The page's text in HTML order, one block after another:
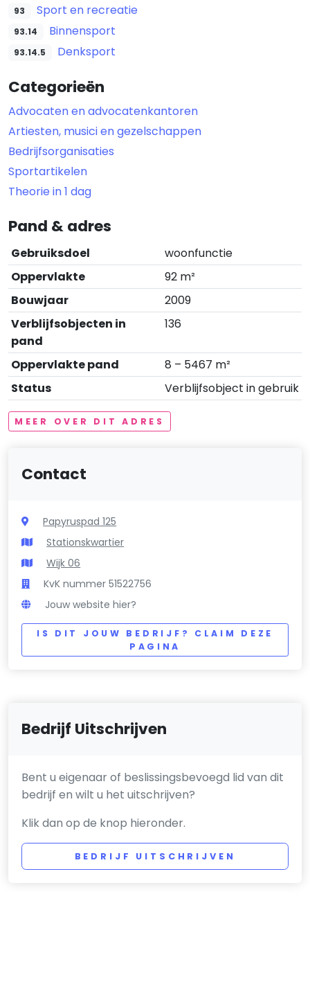
93 Sport en recreatie
93.14 Binnensport
93.14.5 Denksport
Categorieën
Advocaten en advocatenkantoren
Artiesten, musici en gezelschappen
Bedrijfsorganisaties
Sportartikelen
Theorie in 1 dag
Pand & adres
Gebruiksdoel
woonfunctie
Oppervlakte
92 m²
Bouwjaar
2009
Verblijfsobjecten in
pand
136
Oppervlakte pand
8 – 5467 m²
Status
Verblijfsobject in gebruik
MEER OVER DIT ADRES
Contact
Papyruspad 125
Stationskwartier
Wijk 06
KvK nummer 51522756
Jouw website hier?
IS DIT JOUW BEDRIJF? CLAIM DEZE
PAGINA
Bedrijf Uitschrijven
Bent u eigenaar of beslissingsbevoegd lid van dit
bedrijf en wilt u het uitschrijven?
Klik dan op de knop hieronder.
BEDRIJF UITSCHRIJVEN